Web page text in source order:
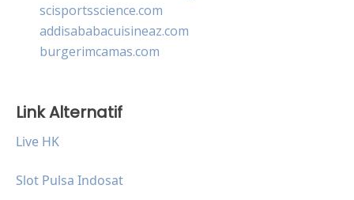
scisportsscience.com
addisababacuisineaz.com
burgerimcamas.com
Link Alternatif
Live HK
Slot Pulsa Indosat